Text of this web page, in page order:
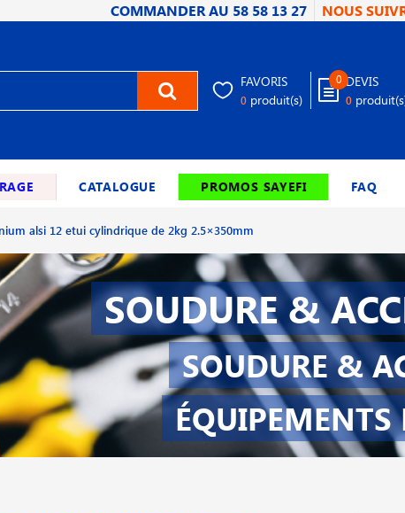
COMMANDER AU 58 58 13 27 NOUS
FAVORIS
0 produit(s)
0 DEVIS
0
CATALOGUE PROMOS SAYEFI FAQ
alsi 12 etui cylindrique de 2kg 2.5×350mm
SOUDURE &
SOUDURE &
ÉQUIPEMENTS